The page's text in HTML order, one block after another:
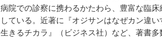
病院での診察に携わるかたわら、豊富な臨
している。近著に『オジサンはなぜカン違
生きるチカラ』（ビジネス社）など、著書多